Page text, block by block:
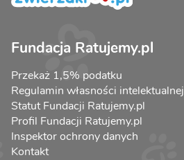
Fundacja Ratujemy.pl
Przekaż 1,5% podatku
Regulamin własności intelektualnej
Statut Fundacji Ratujemy.pl
Profil Fundacji Ratujemy.pl
Inspektor ochrony danych
Kontakt